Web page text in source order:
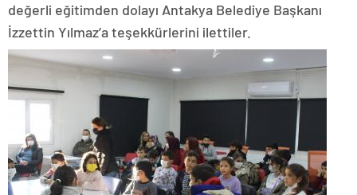
değerli eğitimden dolayı Antakya Belediye Başkanı
İzzettin Yılmaz’a teşekkürlerini ilettiler.